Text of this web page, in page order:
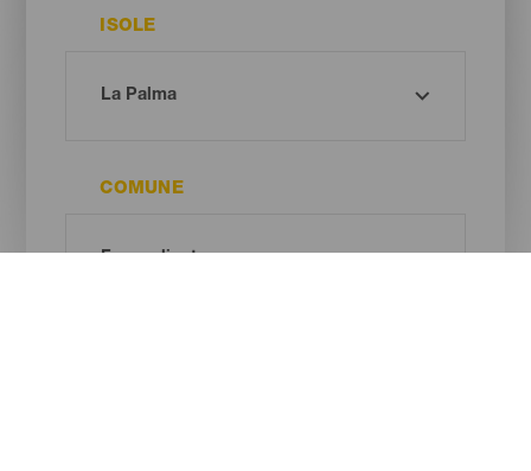
ISOLE
COMUNE